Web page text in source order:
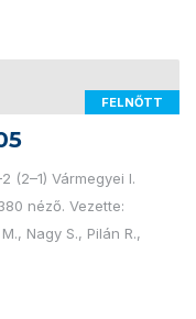
FELNŐTT
(2–1) Vármegyei I.
néző. Vezette:
Nagy S., Pilán R.,